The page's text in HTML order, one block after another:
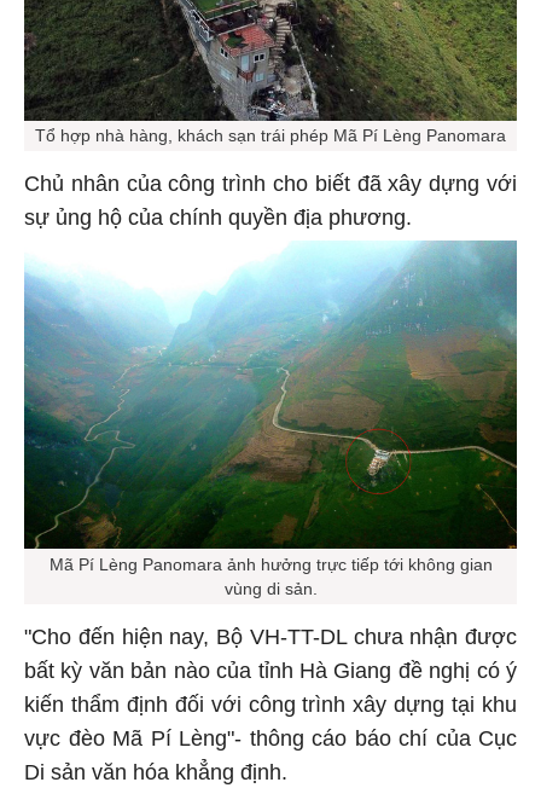
Tổ hợp nhà hàng, khách sạn trái phép Mã Pí Lèng Panomara
Chủ nhân của công trình cho biết đã xây dựng với
sự ủng hộ của chính quyền địa phương.
Mã Pí Lèng Panomara ảnh hưởng trực tiếp tới không gian
vùng di sản.
"Cho đến hiện nay, Bộ VH-TT-DL chưa nhận được
bất kỳ văn bản nào của tỉnh Hà Giang đề nghị có ý
kiến thẩm định đối với công trình xây dựng tại khu
vực đèo Mã Pí Lèng"- thông cáo báo chí của Cục
Di sản văn hóa khẳng định.